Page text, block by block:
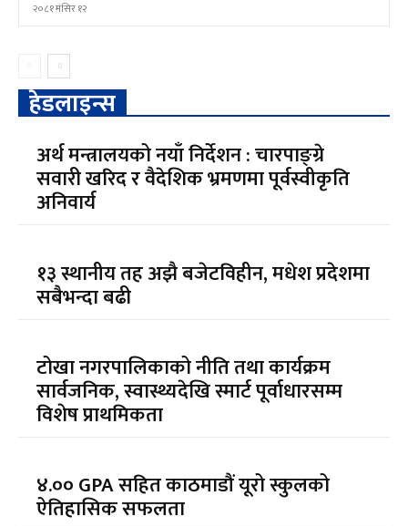
२०८१ मंसिर १२
हेडलाइन्स
अर्थ मन्त्रालयको नयाँ निर्देशन : चारपाङ्ग्रे
सवारी खरिद र वैदेशिक भ्रमणमा पूर्वस्वीकृति
अनिवार्य
१३ स्थानीय तह अझै बजेटविहीन, मधेश प्रदेशमा
सबैभन्दा बढी
टोखा नगरपालिकाको नीति तथा कार्यक्रम
सार्वजनिक, स्वास्थ्यदेखि स्मार्ट पूर्वाधारसम्म
विशेष प्राथमिकता
४.०० GPA सहित काठमाडौं यूरो स्कुलको
ऐतिहासिक सफलता